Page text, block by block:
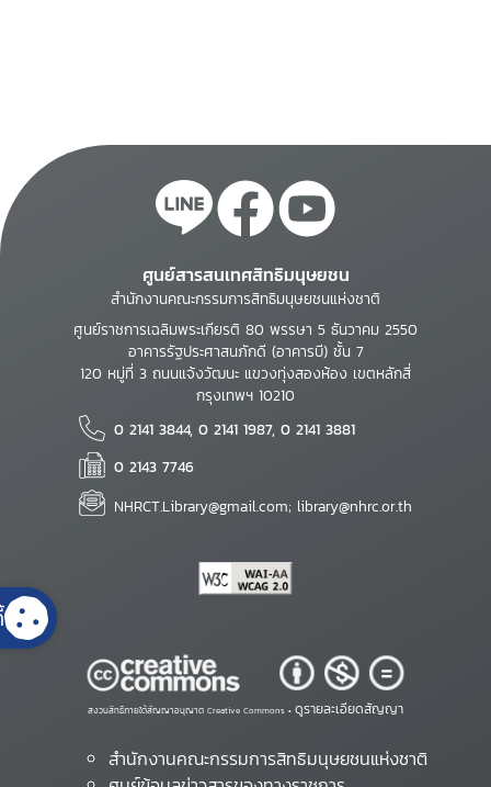
ศูนย์สารสนเทศสิทธิมนุษยชน
สำนักงานคณะกรรมการสิทธิมนุษยชนแห่งชาติ
ศูนย์ราชการเฉลิมพระเกียรติ 80 พรรษา 5 ธันวาคม 2550
อาคารรัฐประศาสนภักดี (อาคารบี) ชั้น 7
120 หมู่ที่ 3 ถนนแจ้งวัฒนะ แขวงทุ่งสองห้อง เขตหลักสี่
กรุงเทพฯ 10210
0 2141 3844, 0 2141 1987, 0 2141 3881
0 2143 7746
NHRCT.Library@gmail.com; library@nhrc.or.th
สงวนสิทธิ์ภายใต้สัญญาอนุญาต Creative Commons • ดูรายละเอียดสัญญา
สำนักงานคณะกรรมการสิทธิมนุษยชนแห่งชาติ